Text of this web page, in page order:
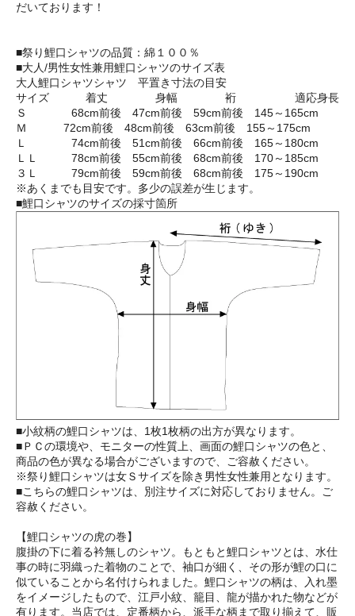
だいております！
■祭り鯉口シャツの品質：綿１００％
■大人/男性女性兼用鯉口シャツのサイズ表
大人鯉口シャツシャツ 平置き寸法の目安
サイズ 着丈 身幅 裄 適応身長
Ｓ 68cm前後 47cm前後 59cm前後 145～165cm
Ｍ 72cm前後 48cm前後 63cm前後 155～175cm
Ｌ 74cm前後 51cm前後 66cm前後 165～180cm
ＬＬ 78cm前後 55cm前後 68cm前後 170～185cm
３Ｌ 79cm前後 59cm前後 68cm前後 175～190cm
※あくまでも目安です。多少の誤差が生じます。
■鯉口シャツのサイズの採寸箇所
■小紋柄の鯉口シャツは、1枚1枚柄の出方が異なります。
■ＰＣの環境や、モニターの性質上、画面の鯉口シャツの色と、
商品の色が異なる場合がございますので、ご容赦ください。
※祭り鯉口シャツは女Ｓサイズを除き男性女性兼用となります。
■こちらの鯉口シャツは、別注サイズに対応しておりません。ご
容赦ください。
【鯉口シャツの虎の巻】
腹掛の下に着る衿無しのシャツ。もともと鯉口シャツとは、水仕
事の時に羽織った着物のことで、袖口が細く、その形が鯉の口に
似ていることから名付けられました。鯉口シャツの柄は、入れ墨
をイメージしたもので、江戸小紋、籠目、龍が描かれた物などが
有ります。当店では、定番柄から、派手な柄まで取り揃えて、販